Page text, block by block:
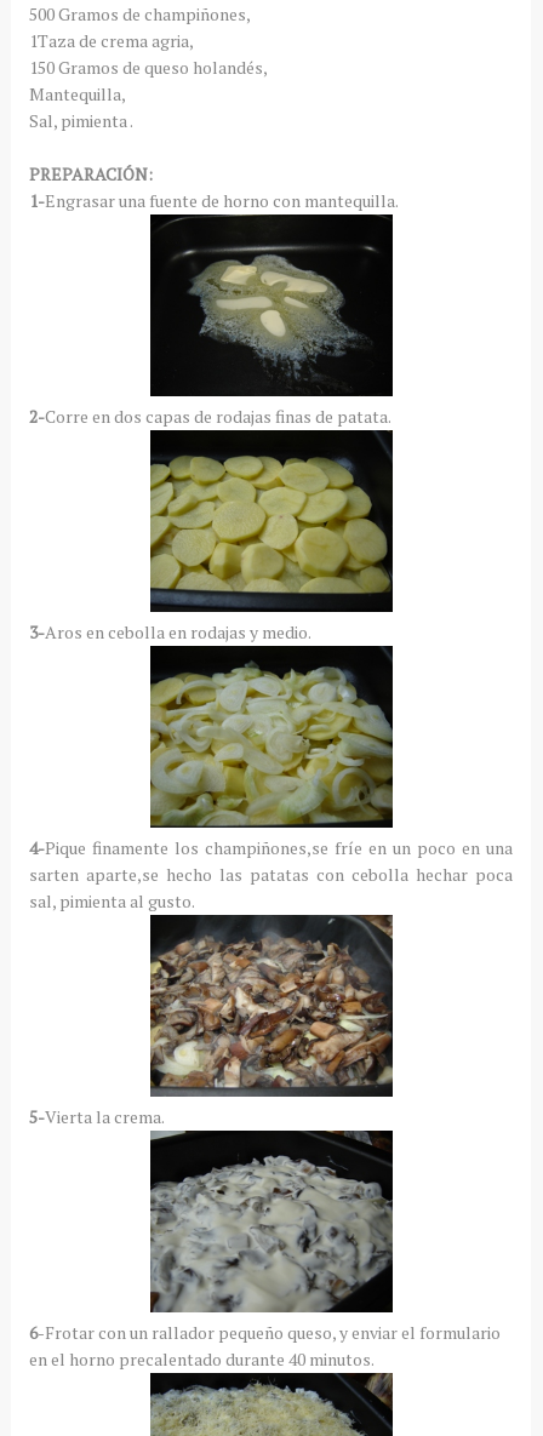
500 Gramos de champiñones,
1Taza de crema agria,
150 Gramos de queso holandés,
Mantequilla,
Sal, pimienta .
PREPARACIÓN:
1-Engrasar una fuente de horno con mantequilla.
2-Corre en dos capas de rodajas finas de patata.
3-Aros en cebolla en rodajas y medio.
4-Pique finamente los champiñones,se fríe en un poco en una
sarten aparte,se hecho las patatas con cebolla hechar poca
sal, pimienta al gusto.
5-Vierta la crema.
6-Frotar con un rallador pequeño queso, y enviar el formulario
en el horno precalentado durante 40 minutos.